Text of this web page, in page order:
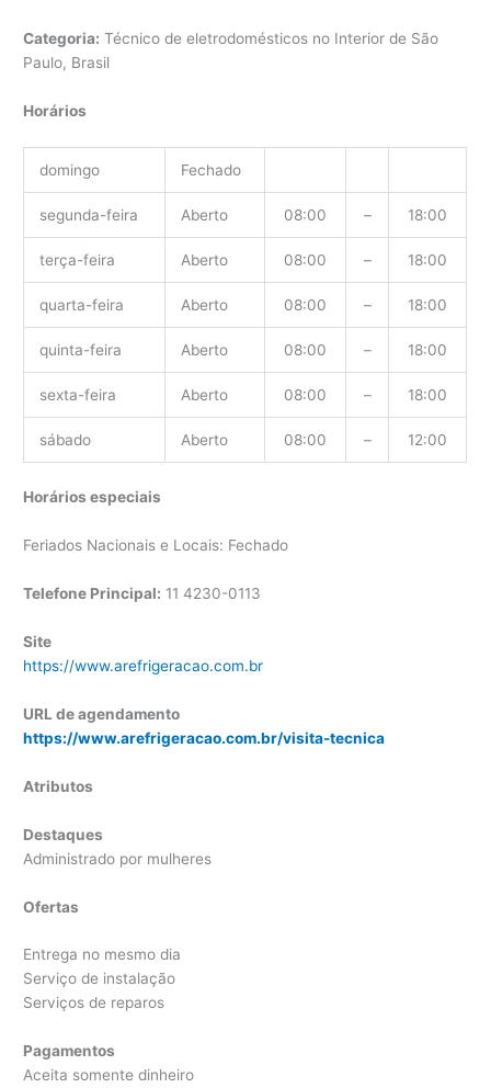
Categoria: Técnico de eletrodomésticos no Interior de São
Paulo, Brasil
Horários
domingo Fechado
segunda-feira Aberto 08:00 – 18:00
terça-feira Aberto 08:00 – 18:00
quarta-feira Aberto 08:00 – 18:00
quinta-feira Aberto 08:00 – 18:00
sexta-feira Aberto 08:00 – 18:00
sábado Aberto 08:00 – 12:00
Horários especiais
Feriados Nacionais e Locais: Fechado
Telefone Principal: 114230-0113
Site
https://www.arefrigeracao.com.br
URL de agendamento
https://www.arefrigeracao.com.br/visita-tecnica
Atributos
Destaques
Administrado por mulheres
Ofertas
Entrega no mesmo dia
Serviço de instalação
Serviços de reparos
Pagamentos
Aceita somente dinheiro